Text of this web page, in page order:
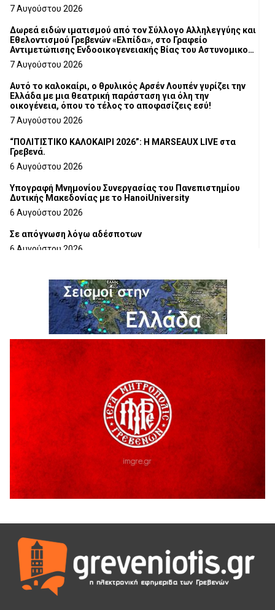
7 Αυγούστου 2026
Δωρεά ειδών ιματισμού από τον Σύλλογο Αλληλεγγύης και
Εθελοντισμού Γρεβενών «Ελπίδα», στο Γραφείο
Αντιμετώπισης Ενδοοικογενειακής Βίας του Αστυνομικού
Τμήματος Γρεβενών
7 Αυγούστου 2026
Αυτό το καλοκαίρι, ο θρυλικός Αρσέν Λουπέν γυρίζει την
Ελλάδα με μια θεατρική παράσταση για όλη την
οικογένεια, όπου το τέλος το αποφασίζεις εσύ!
7 Αυγούστου 2026
“ΠΟΛΙΤΙΣΤΙΚΟ ΚΑΛΟΚΑΙΡΙ 2026”: Η MARSEAUX LIVE στα
Γρεβενά.
6 Αυγούστου 2026
Υπογραφή Μνημονίου Συνεργασίας του Πανεπιστημίου
Δυτικής Μακεδονίας με το HanoiUniversity
6 Αυγούστου 2026
Σε απόγνωση λόγω αδέσποτων
6 Αυγούστου 2026
6 Αυγούστου 2026
Ολοκληρώνεται η ασφαλτόστρωση της οδού Περιβόλι –
6 Αυγούστου 2026
H παραδοχή λαθών είναι (και) δύναμη
5 Αυγούστου 2026
Ο ΑΝΔΡΕΑΣ ΑΣΛΑΝΙΔΗΣ ΣΥΝΕΧΙΖΕΙ ΣΤΟΝ ΠΡΩΤΕΑ
ΓΡΕΒΕΝΩΝ
5 Αυγούστου 2026
Ευχαριστήριο Εκπολιτιστικού Συλλόγου Ταξιάρχη προς κ.
Παρασχάκη Αθανάσιο
5 Αυγούστου 2026
Διακοπή υδροδότησης του Α΄ κλάδου ύδρευσης
5 Αυγούστου 2026
Θερινό Σινεμά στο πλαίσιο του «Πολιτιστικού
Καλοκαιριού 2026» με την βραβευμένη ταινία «Μικρές
Ανάσες».
5 Αυγούστου 2026